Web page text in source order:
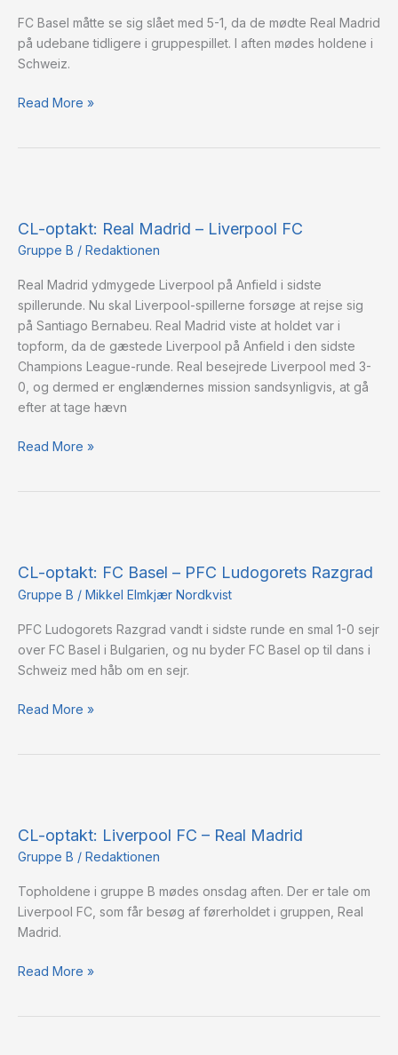
FC Basel måtte se sig slået med 5-1, da de mødte Real Madrid
på udebane tidligere i gruppespillet. I aften mødes holdene i
Schweiz.
Real
Madrid
Read More »
CL-optakt: Real Madrid – Liverpool FC
Gruppe B / Redaktionen
Real Madrid ydmygede Liverpool på Anfield i sidste
spillerunde. Nu skal Liverpool-spillerne forsøge at rejse sig
på Santiago Bernabeu. Real Madrid viste at holdet var i
topform, da de gæstede Liverpool på Anfield i den sidste
Champions League-runde. Real besejrede Liverpool med 3-
0, og dermed er englændernes mission sandsynligvis, at gå
efter at tage hævn
Real
Madrid
Liverpool
FC
Read More »
CL-optakt: FC Basel – PFC Ludogorets Razgrad
Gruppe B / Mikkel Elmkjær Nordkvist
PFC Ludogorets Razgrad vandt i sidste runde en smal 1-0 sejr
over FC Basel i Bulgarien, og nu byder FC Basel op til dans i
Schweiz med håb om en sejr.
FC
Basel
PFC
Ludogorets
Razgrad
Read More »
CL-optakt: Liverpool FC – Real Madrid
Gruppe B / Redaktionen
Topholdene i gruppe B mødes onsdag aften. Der er tale om
Liverpool FC, som får besøg af førerholdet i gruppen, Real
Madrid.
Liverpool
FC
Real
Madrid
Read More »